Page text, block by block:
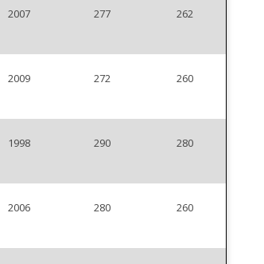
2007 277 262
2009 272 260
1998 290 280
2006 280 260